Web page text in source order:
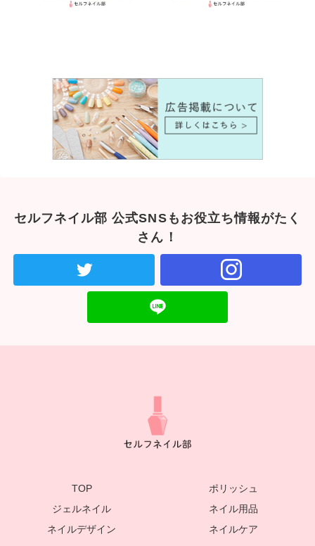
セルフネイル部 公式SNSもお役立ち情報がたく
さん！
TOP
ポリッシュ
ジェルネイル
ネイル用品
ネイルデザイン
ネイルケア